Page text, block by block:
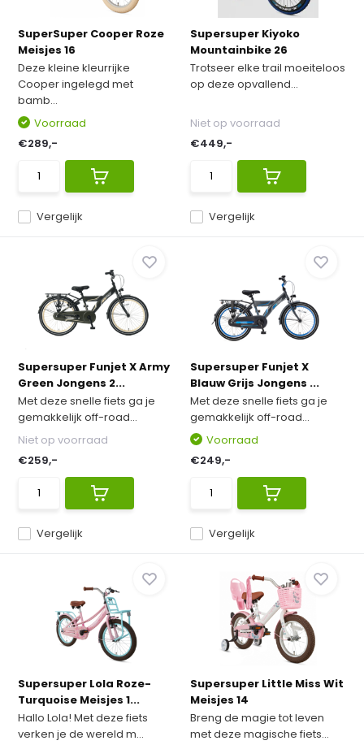
SuperSuper Cooper Roze
Meisjes 16
Deze kleine kleurrijke
Cooper ingelegd met
bamb...
Vergelijk
Voorraad
€289,-
Supersuper Kiyoko
Mountainbike 26
Trotseer elke trail moeiteloos
op deze opvallend...
Vergelijk
Niet op voorraad
€449,-
Supersuper Funjet X Army
Green Jongens 2...
Met deze snelle fiets ga je
gemakkelijk off-road...
Vergelijk
Niet op voorraad
€259,-
Supersuper Funjet X
Blauw Grijs Jongens ...
Met deze snelle fiets ga je
gemakkelijk off-road...
Vergelijk
Voorraad
€249,-
Supersuper Lola Roze-
Turquoise Meisjes 1...
Hallo Lola! Met deze fiets
verken je de wereld m...
Supersuper Little Miss Wit
Meisjes 14
Breng de magie tot leven
met deze magische fiets...